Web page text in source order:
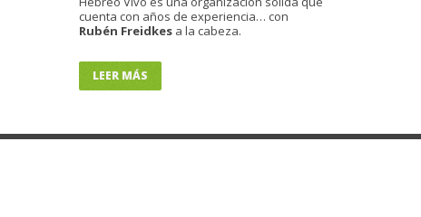
cuenta con años de experiencia… con
Rubén Freidkes a la cabeza.
LEER MÁS